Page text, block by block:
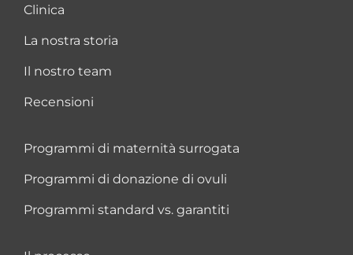
Clinica
La nostra storia
Il nostro team
Recensioni
Programmi di maternità surrogata
Programmi di donazione di ovuli
Programmi standard vs. garantiti